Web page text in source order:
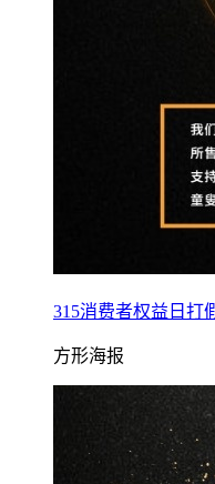
315消费者权益日打
方形海报